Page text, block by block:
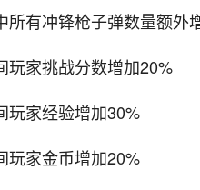
所有冲锋枪子弹数量额外
玩家挑战分数增加20%
玩家经验增加30%
玩家金币增加20%